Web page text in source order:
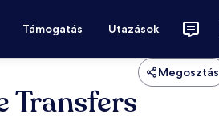
Támogatás Utazások
Megosztás
Transfers